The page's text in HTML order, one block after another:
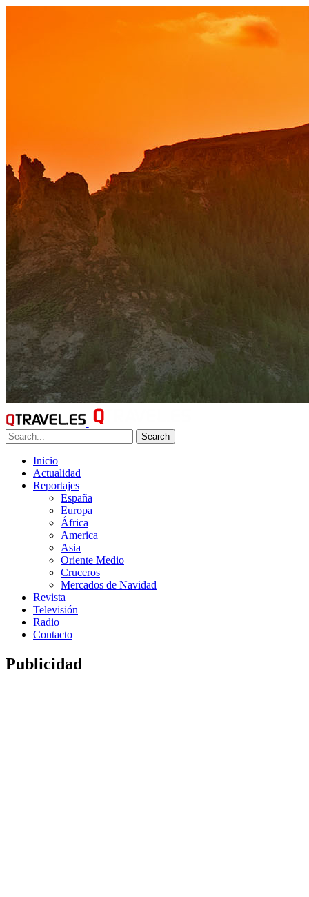
Search
Inicio
Actualidad
Reportajes
España
Europa
África
America
Asia
Oriente Medio
Cruceros
Mercados de Navidad
Revista
Televisión
Radio
Contacto
Publicidad